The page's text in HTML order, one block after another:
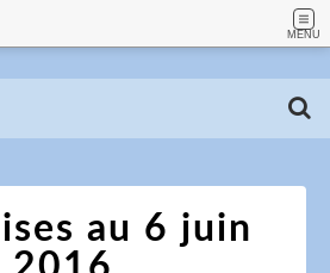
MENU
au 6 juin